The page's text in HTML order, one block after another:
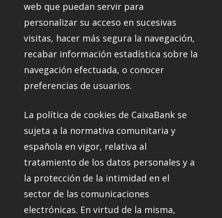
web que puedan servir para
personalizar su acceso en sucesivas
visitas, hacer más segura la navegación,
recabar información estadística sobre la
navegación efectuada, o conocer
preferencias de usuarios.
La política de cookies de CaixaBank se
sujeta a la normativa comunitaria y
española en vigor, relativa al
tratamiento de los datos personales y a
la protección de la intimidad en el
sector de las comunicaciones
electrónicas. En virtud de la misma,